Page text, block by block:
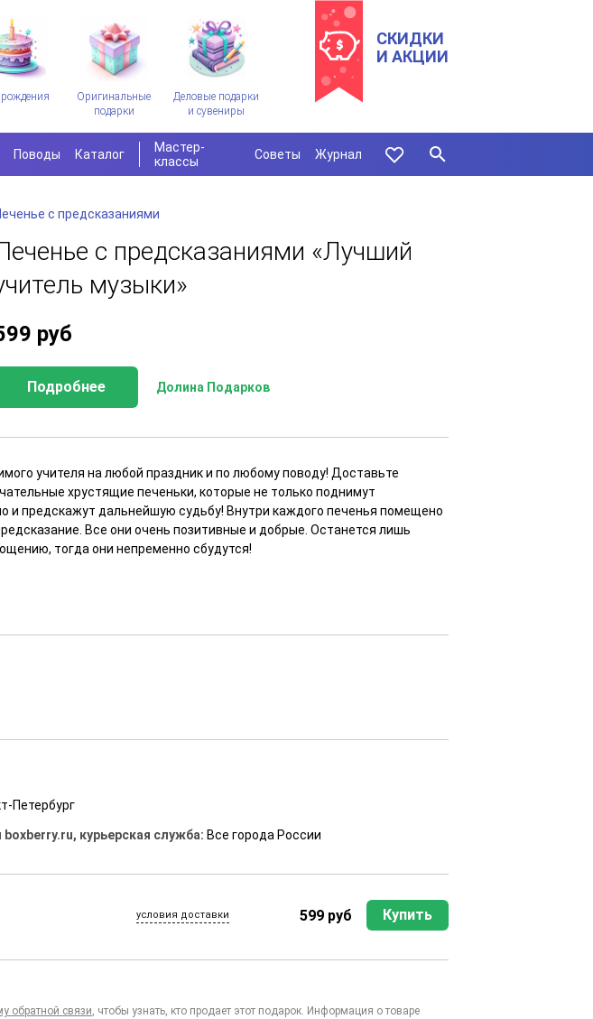
Оригинальные
подарки
Деловые подарки
и сувениры
СКИДКИ
И АКЦИИ
Поводы Каталог
Мастер-
классы
Советы Журнал
с предсказаниями
с предсказаниями «Лучший
музыки»
руб
Подробнее Долина Подарков
учителя на любой праздник и по любому поводу! Доставьте
хрустящие печеньки, которые не только поднимут
и предскажут дальнейшую судьбу! Внутри каждого печенья помещено
Все они очень позитивные и добрые. Останется лишь
тогда они непременно сбудутся!
Петербург
курьерская служба: Все города России
условия доставки 599 руб Купить
обратной связи, чтобы узнать, кто продает этот подарок. Информация о товаре